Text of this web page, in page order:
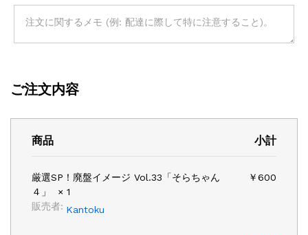
ご注文内容
商品 小計
厳選SP！廃盤イメージ Vol.33「そらちゃん
４」 × 1
販売者: Kantoku
￥600